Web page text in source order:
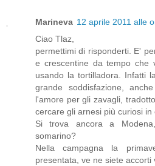
Marineva 12 aprile 2011 alle
Ciao Tlaz,
permettimi di risponderti. E'
e crescentine da tempo che
usando la tortilladora. Infatti
grande soddisfazione,
l'amore per gli zavagli,
cercare gli arnesi più curiosi in
Si trova ancora a
somarino?
Nella campagna la
presentata, ve ne siete accorti